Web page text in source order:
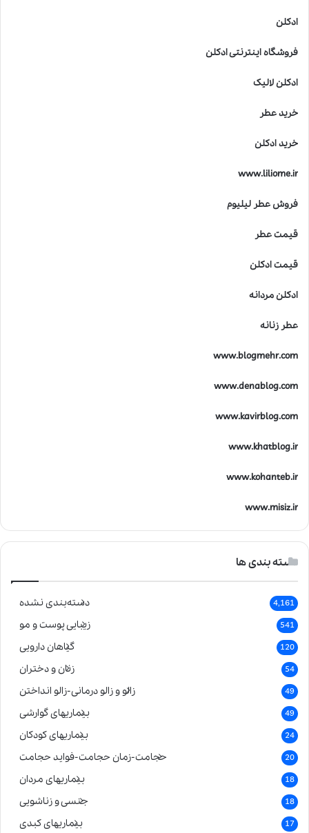
ادکلن
فروشگاه اینترنتی ادکلن
ادکلن لالیک
خرید عطر
خرید ادکلن
www.liliome.ir
فروش عطر لیلیوم
قیمت عطر
قیمت ادکلن
ادکلن مردانه
عطر زنانه
www.blogmehr.com
www.denablog.com
www.kavirblog.com
www.khatblog.ir
www.kohanteb.ir
www.misiz.ir
دسته بندی ها
دسته‌بندی نشده 4,161
زیبایی پوست و مو 541
گیاهان دارویی 120
زنان و دختران 54
زالو و زالو درمانی-زالو انداختن 49
بیماریهای گوارشی 49
بیماریهای کودکان 24
حجامت-زمان حجامت-فواید حجامت 20
بیماریهای مردان 18
جنسی و زناشویی 18
بیماریهای کبدی 17